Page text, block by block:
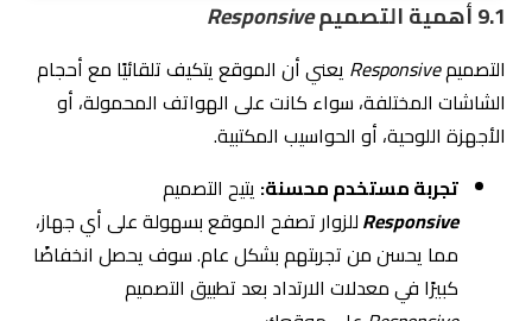
9.1 أهمية التصميم Responsive
التصميمResponsive يعني أن الموقع يتكيف تلقائيًا مع أحجام
الشاشات المختلفة، سواء كانت على الهواتف المحمولة، أو
الأجهزة اللوحية، أو الحواسيب المكتبية.
تجربة مستخدم محسنة: يتيح التصميم
Responsiveللزوار تصفح الموقع بسهولة على أي جهاز،
مما يحسن من تجربتهم بشكل عام. سوف يحصل انخفاضًا
كبيرًا في معدلات الارتداد بعد تطبيق التصميم